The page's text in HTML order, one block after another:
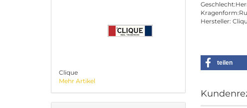
Hersteller:
teilen
Clique
Mehr Artikel